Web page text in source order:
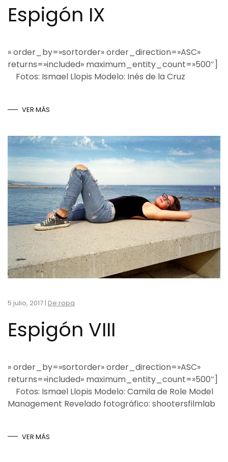
Espigón IX
» order_by=»sortorder» order_direction=»ASC»
returns=»included» maximum_entity_count=»500″]
Fotos: Ismael Llopis Modelo: Inés de la Cruz
VER MÁS
5 julio, 2017 | De ropa
Espigón VIII
» order_by=»sortorder» order_direction=»ASC»
returns=»included» maximum_entity_count=»500″]
Fotos: Ismael Llopis Modelo: Camila de Role Model
Management Revelado fotográfico: shootersfilmlab
VER MÁS